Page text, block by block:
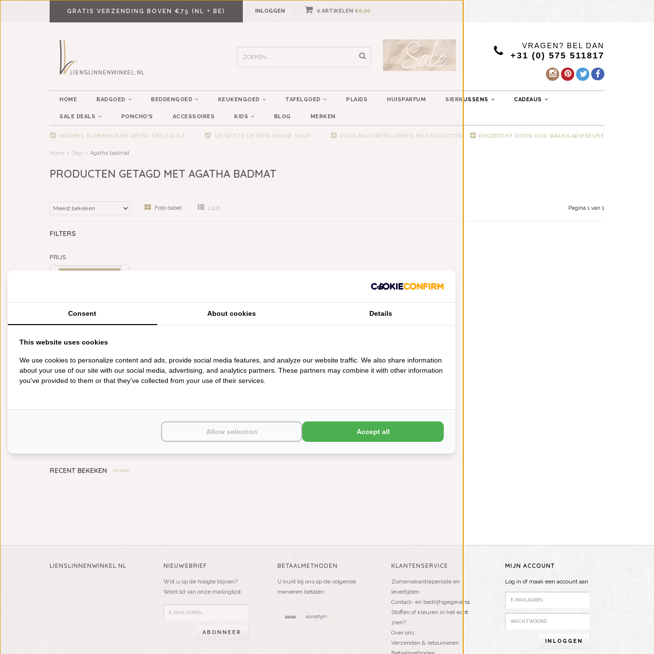
GRATIS VERZENDING BOVEN €75 (NL + BE) INLOGGEN 0 ARTIKELEN €0,00
VRAGEN? BEL DAN
+31 (0) 575 511817
HOME BADGOED BEDDENGOED KEUKENGOED TAFELGOED PLAIDS HUISPARFUM SIERKUSSENS CADEAUS
SALE DEALS PONCHO'S ACCESSOIRES KIDS BLOG MERKEN
MIRABEL SLABBINCK EN ABYSS SPECIALIST DE WITTE LIETAER ONLINE SHOP VOOR MAATWERK ADVIES EN PRODUCTEN OPGERICHT DOOR OUD WALRA ADVISEUSE
Home Tags Agatha badmat
PRODUCTEN GETAGD MET AGATHA BADMAT
Foto-tabel Lijst Pagina 1 van 1
FILTERS
PRIJS
BADGOED
KEUKENGOED
PLAIDS
HUISPARFUM
SIERKUSSENS
RECENT BEKEKEN Wissen
LIENSLINNENWINKEL.NL NIEUWSBRIEF
Wilt u op de hoogte blijven?
Word lid van onze mailinglijst:
ABONNEER
BETAALMETHODEN
U kunt bij ons op de volgende
manieren betalen:
KLANTENSERVICE
Zomervakantieperiode en
levertijden
Contact- en bedrijfsgegevens
Stoffen of kleuren in het echt
zien?
Over ons
Verzenden & retourneren
MIJN ACCOUNT
Log in of maak een account aan
INLOGGEN
Consent About cookies Details
This website uses cookies
We use cookies to personalize content and ads, provide social media features, and analyze our website traffic. We also share information
about your use of our site with our social media, advertising, and analytics partners. These partners may combine it with other information
you've provided to them or that they've collected from your use of their services.
Allow selection Accept all